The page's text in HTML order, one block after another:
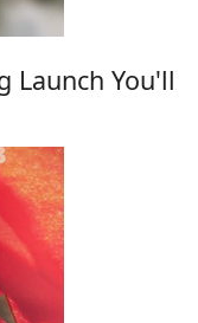
Launch You'll